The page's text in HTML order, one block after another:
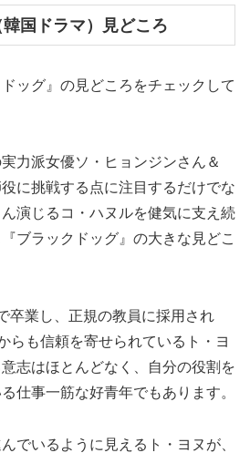
国ドラマ）見どころ
ッグ』の見どころをチェックして
力派女優ソ・ヒョンジンさん＆
に挑戦する点に注目するだけでな
演じるコ・ハヌルを健気に支え続
ブラックドッグ』の大きな見どこ
卒業し、正規の教員に採用され
らも信頼を寄せられているト・ヨ
志はほとんどなく、自分の役割を
仕事一筋な好青年でもあります。
でいるように見えるト・ヨヌが、